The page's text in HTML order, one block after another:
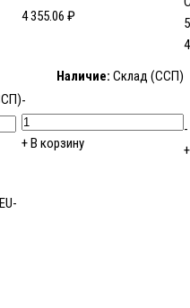
4 355.06 ₽
Наличие: Склад (ССП)
-
+В корзину
-
+